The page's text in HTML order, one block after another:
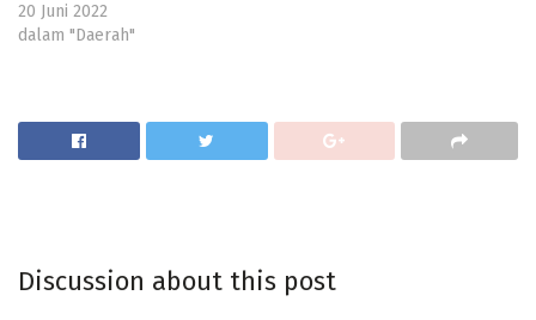
20 Juni 2022
dalam "Daerah"
Discussion about this post